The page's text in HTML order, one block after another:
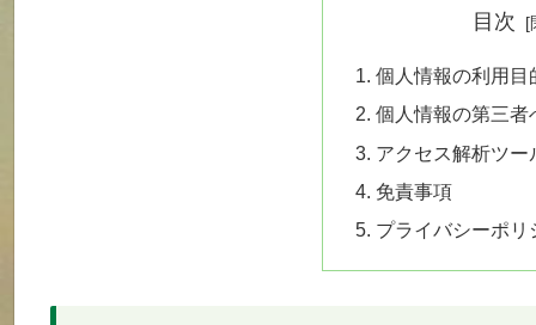
目次
個人情報の利用目
個人情報の第三者
アクセス解析ツー
免責事項
プライバシーポ